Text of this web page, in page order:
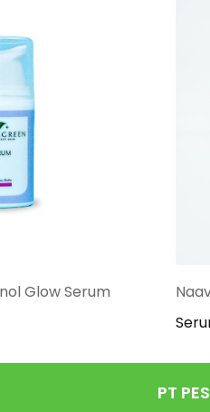
Glow Serum
PT